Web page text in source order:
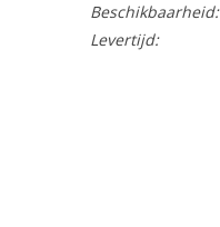
Beschikbaarheid:
Levertijd: